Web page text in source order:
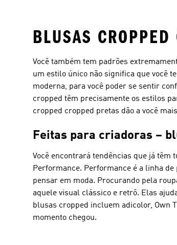
BLUSAS CROPPED
Você também tem padrões
um estilo único não significa que você
moderna, para você poder se sentir
cropped têm precisamente os estilos
cropped cropped pretas dão a você
Feitas para criadoras –
Você encontrará tendências que já
Performance. Performance é a linha
pensar em moda. Procurando pela
aquele visual clássico e retrô. Elas
blusas cropped incluem adicolor, Own
momento chegou.